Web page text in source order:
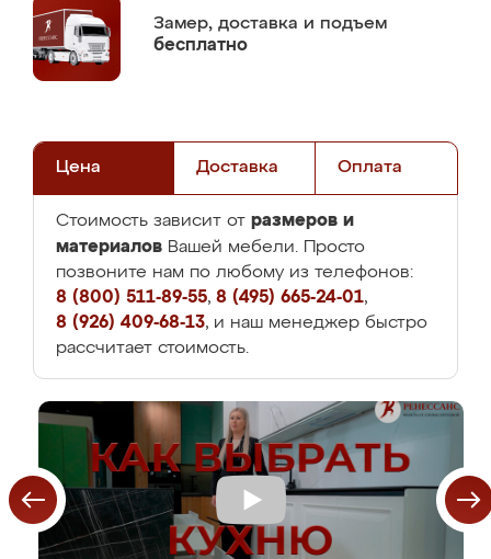
Замер, доставка и подъем
бесплатно
Цена Доставка Оплата
Стоимость зависит от размеров и
материалов Вашей мебели. Просто
позвоните нам по любому из телефонов:
8 (800) 511-89-55, 8 (495) 665-24-01,
8 (926) 409-68-13, и наш менеджер быстро
рассчитает стоимость.